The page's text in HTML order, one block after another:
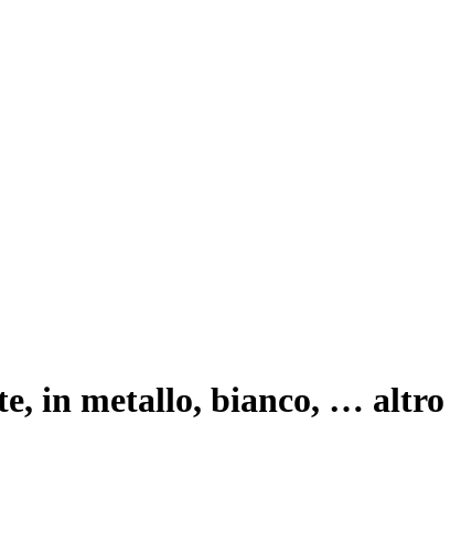
in metallo, bianco, … altro